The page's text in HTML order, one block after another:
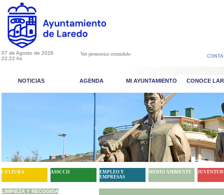
07 de Agosto de 2026
22:22 hs
Ver pronostico extendido
NOTICIAS AGENDA MI AYUNTAMIENTO CONOCE
CULTURA ASSCCII
EMPLEO Y
EMPRESAS
MEDIO AMBIENTE JUVENTUD
LIMPIEZA Y RECOGIDA